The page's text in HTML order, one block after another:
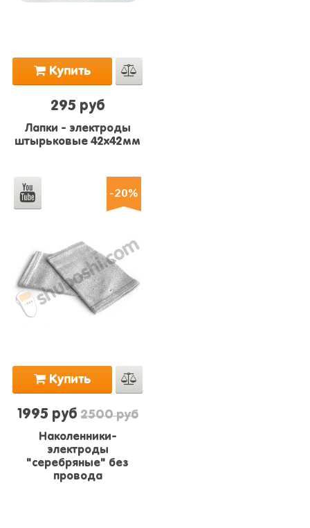
Купить
295 руб
Лапки - электроды
штырьковые 42х42мм
-20%
Купить
1995 руб2500 руб
Наколенники-
электроды
"серебряные" без
провода